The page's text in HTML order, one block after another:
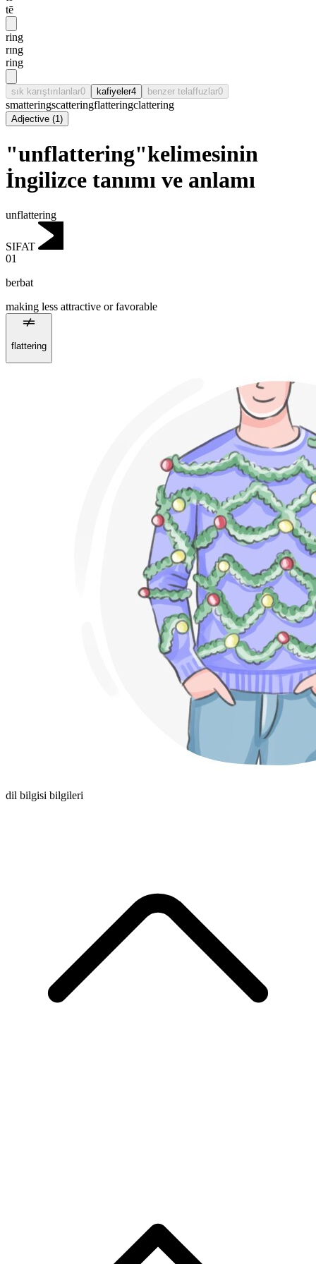
tē
ring
rɪng
ring
sık karıştırılanlar0 kafiyeler4 benzer telaffuzlar0
smatteringscatteringflatteringclattering
Adjective (1)
"unflattering"kelimesinin
İngilizce tanımı ve anlamı
unflattering
SIFAT
01
berbat
making less attractive or favorable
flattering
dil bilgisi bilgileri